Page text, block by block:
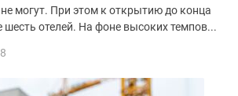
могут. При этом к открытию до конца
шесть отелей. На фоне высоких темпов...